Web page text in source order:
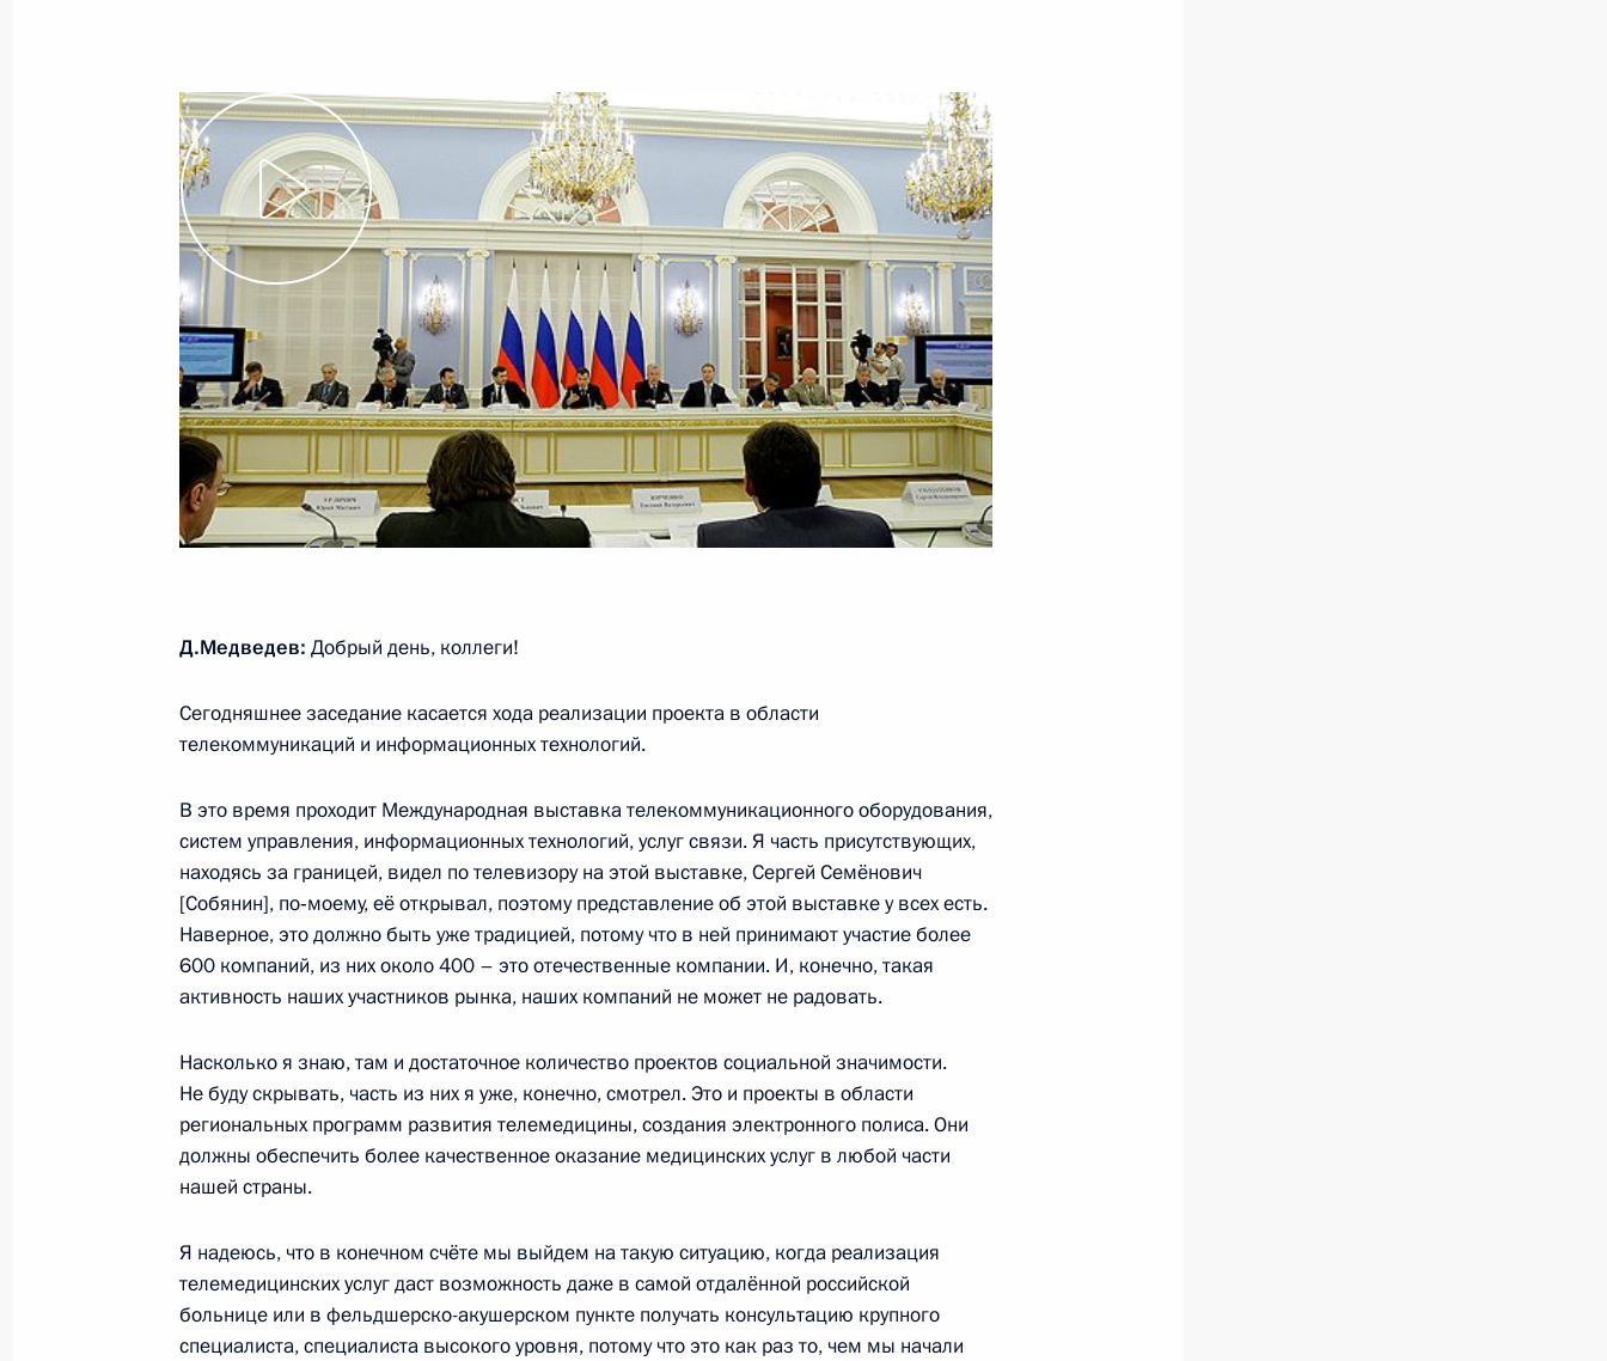
16 мая 2010 года, воскресенье
Интервью украинским СМИ
16 мая 2010 года, 20:30 Московская область, Горки
3
15 мая 2010 года, суббота
Встреча с полномочными представителями Президента
в федеральных округах
15 мая 2010 года, 17:00 Московская область, Горки
2
Рабочая встреча с директором Федеральной миграционной
14 мая 2010 года, 18:30 Московская область, Горки
Совместная пресс-конференция с Президентом Бразилии Луисом
Инасиу Лулой да Силвой
14 мая 2010 года, 16:00 Москва, Кремль
1
в расширенном составе
14 мая 2010 года, 14:30
13 мая 2010 года, четверг
Встреча с Виктором Вексельбергом
13 мая 2010 года, 18:30 Московская область, Горки
1
Д.Медведев: Добрый день, коллеги!
Сегодняшнее заседание касается хода реализации проекта в области
телекоммуникаций и информационных технологий.
В это время проходит Международная выставка телекоммуникационного оборудования,
систем управления, информационных технологий, услуг связи. Я часть присутствующих,
находясь за границей, видел по телевизору на этой выставке, Сергей Семёнович
[Собянин], по‑моему, её открывал, поэтому представление об этой выставке у всех есть.
Наверное, это должно быть уже традицией, потому что в ней принимают участие более
600 компаний, из них около 400 – это отечественные компании. И, конечно, такая
активность наших участников рынка, наших компаний не может не радовать.
Насколько я знаю, там и достаточное количество проектов социальной значимости.
Не буду скрывать, часть из них я уже, конечно, смотрел. Это и проекты в области
региональных программ развития телемедицины, создания электронного полиса. Они
должны обеспечить более качественное оказание медицинских услуг в любой части
нашей страны.
Я надеюсь, что в конечном счёте мы выйдем на такую ситуацию, когда реализация
телемедицинских услуг даст возможность даже в самой отдалённой российской
больнице или в фельдшерско-акушерском пункте получать консультацию крупного
специалиста, специалиста высокого уровня, потому что это как раз то, чем мы начали